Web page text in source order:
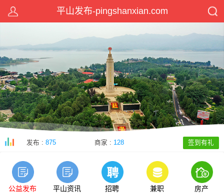
平山发布-pingshanxian.com
发布 :875 商家 : 128 签到有礼
公益发布 平山资讯 招聘 兼职 房产